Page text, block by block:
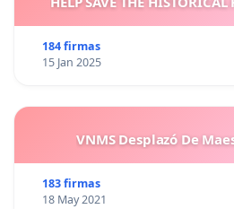
184 firmas
15 Jan 2025
VNMS Desplazó De
183 firmas
18 May 2021